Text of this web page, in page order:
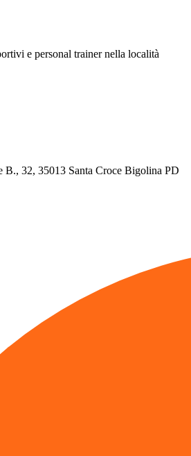
e personal trainer nella località
B., 32, 35013 Santa Croce Bigolina PD